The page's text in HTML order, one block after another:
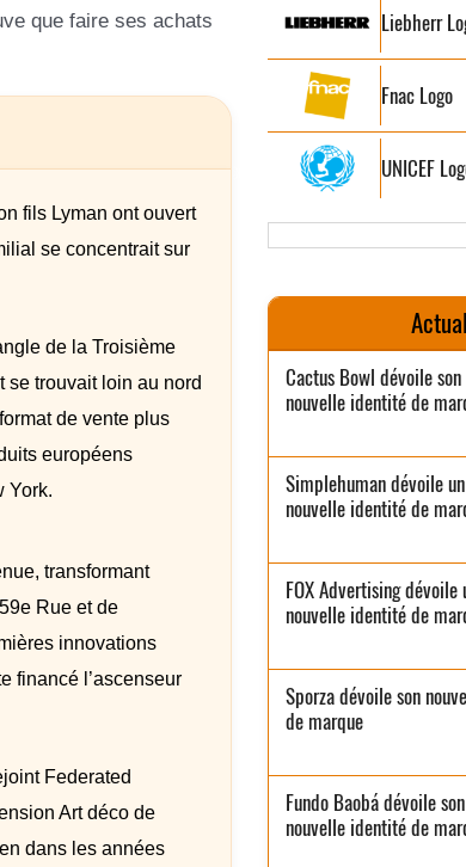
que faire ses achats
fils Lyman ont ouvert
se concentrait sur
de la Troisième
se trouvait loin au nord
de vente plus
européens
York.
transformant
Rue et de
innovations
financé l’ascenseur
Federated
Art déco de
dans les années
Liebherr
Fnac Logo
UNICEF
Cactus Bowl dévoile
nouvelle identité de
Simplehuman dévoile
nouvelle identité de
FOX Advertising dévoile
nouvelle identité de
Sporza dévoile son
de marque
Fundo Baobá dévoile
nouvelle identité de